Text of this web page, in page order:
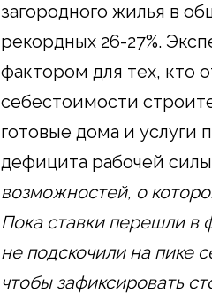
загородного жилья в
рекордных 26-27%.
фактором для тех, кто
себестоимости
готовые дома и услуги
дефицита рабочей
возможностей, о
Пока ставки перешли в
не подскочили на пике
чтобы зафиксировать